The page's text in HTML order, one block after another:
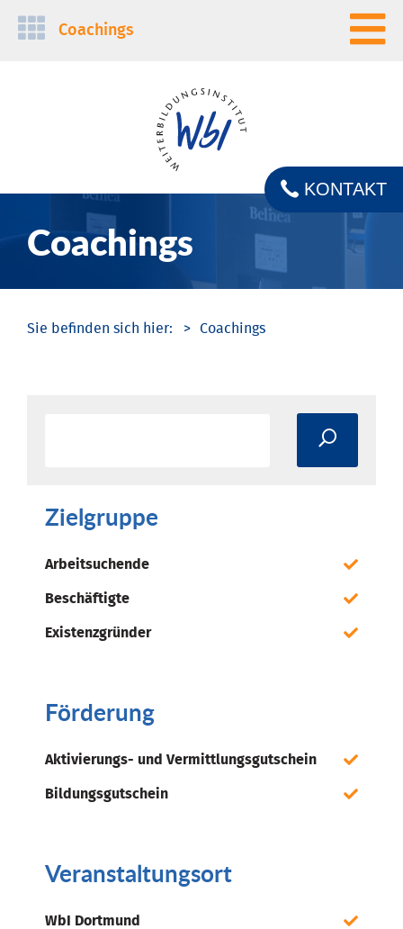
Navigation
Coachings
Coachings
KONTAKT
Coachings
Zielgruppe
Arbeitsuchende
Beschäftigte
Existenzgründer
Förderung
Aktivierungs- und Vermittlungsgutschein
Bildungsgutschein
Veranstaltungsort
WbI Dortmund